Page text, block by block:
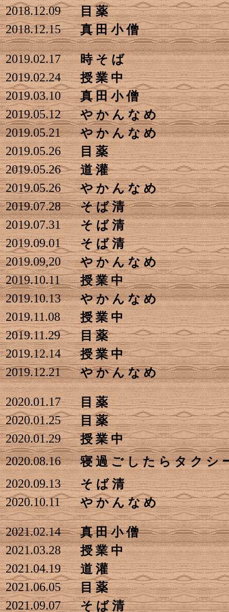
2018.12.09
目 薬
2018.12.15
真 田 小 僧
2019.02.17
時 そ ば
2019.02.24
授 業 中
2019.03.10
真 田 小 僧
2019.05.12
や か ん な め
2019.05.21
や か ん な め
2019.05.26
目 薬
2019.05.26
道 灌
2019.05.26
や か ん な め
2019.07.28
そ ば 清
2019.07.31
そ ば 清
2019.09.01
そ ば 清
2019.09,20
や か ん な め
2019.10.11
授 業 中
2019.10.13
や か ん な め
2019.11.08
授 業 中
2019.11.29
目 薬
2019.12.14
授 業 中
2019.12.21
や か ん な め
2020.01.17
目 薬
2020.01.25
目 薬
2020.01.29
授 業 中
2020.08.16
寝 過 ご し た ら タ ク シ
2020.09.13
そ ば 清
2020.10.11
や か ん な め
2021.02.14
真 田 小 僧
2021.03.28
授 業 中
2021.04.19
道 灌
2021.06.05
目 薬
2021.09.07
そ ば 清